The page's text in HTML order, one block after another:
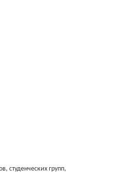
студенческих групп,